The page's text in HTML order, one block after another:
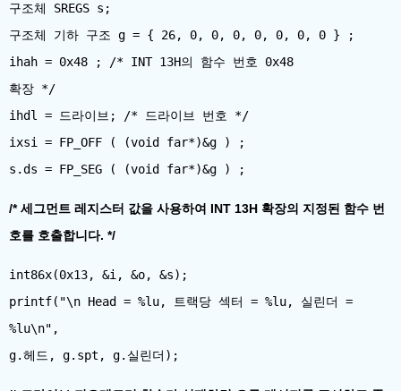
구조체 SREGS s;
구조체 기하 구조 g = { 26, 0, 0, 0, 0, 0, 0, 0 } ;
ihah = 0x48 ; /* INT 13H의 함수 번호 0x48
확장 */
ihdl = 드라이브; /* 드라이브 번호 */
ixsi = FP_OFF ​​( (void far*)&g ) ;
/* 세그먼트 레지스터 값을 사용하여 INT 13H 확장의 지정된 함수 번
호를 호출합니다. */
int86x(0x13, &i, &o, &s);
printf("\n Head = %lu, 트랙당 섹터 = %lu, 실린더 =
%lu\n",